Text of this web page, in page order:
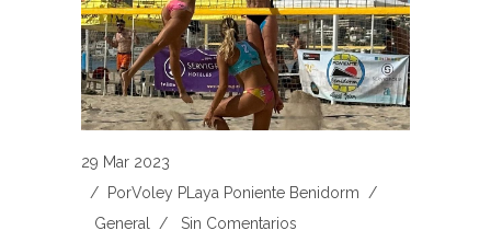
29 Mar 2023
/ PorVoley PLaya Poniente Benidorm /
General
/ Sin Comentarios